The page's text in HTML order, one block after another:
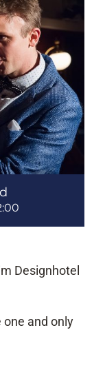
Designhotel
one and only